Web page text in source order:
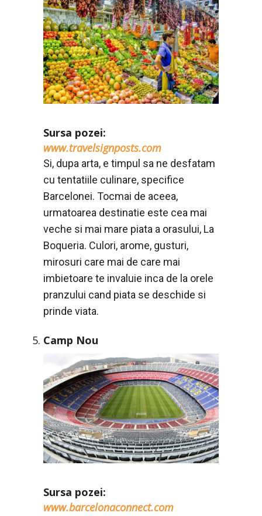
Sursa pozei:
www.travelsignposts.com
Si, dupa arta, e timpul sa ne desfatam
cu tentatiile culinare, specifice
Barcelonei. Tocmai de aceea,
urmatoarea destinatie este cea mai
veche si mai mare piata a orasului, La
Boqueria. Culori, arome, gusturi,
mirosuri care mai de care mai
imbietoare te invaluie inca de la orele
pranzului cand piata se deschide si
prinde viata.
Camp Nou
Sursa pozei:
www.barcelonaconnect.com